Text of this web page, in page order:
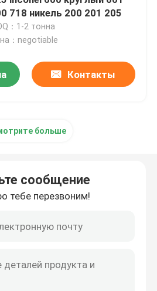
718 никель 200 201 205
：1-2 тонна
：negotiable
Контакты
больше
сообщение
тебе перезвоним!